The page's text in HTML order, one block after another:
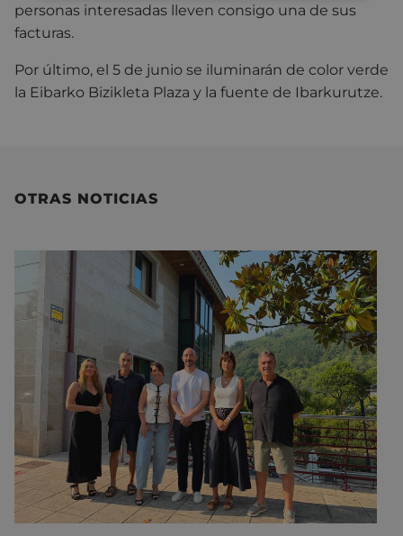
personas interesadas lleven consigo una de sus
facturas.
Por último, el 5 de junio se iluminarán de color verde
la Eibarko Bizikleta Plaza y la fuente de Ibarkurutze.
OTRAS NOTICIAS